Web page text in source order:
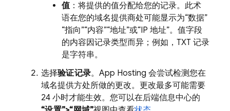
值：将提供的值分配给您的记录。此术
语在您的域名提供商处可能显示为“数据”
“指向”“内容”“地址”或“IP 地址”。值字段
的内容因记录类型而异；例如，TXT 记录
是字符串。
选择验证记录。 App Hosting 会尝试检测您在
域名提供方处所做的更改。更改最多可能需要
24 小时才能生效。您可以在后端信息中心的